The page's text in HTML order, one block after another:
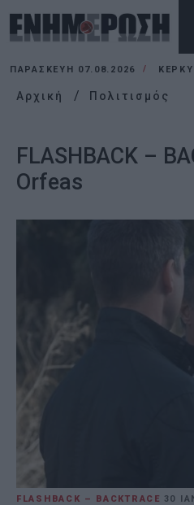
ΠΑΡΑΣΚΕΥΉ 07.08.2026
Αρχική Πολιτισμός
FLASHBACK –
Orfeas
FLASHBACK – BACKTRACE 30